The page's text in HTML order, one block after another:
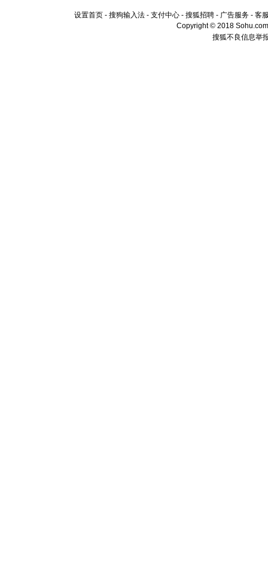
设置首页 - 搜狗输入法 - 支付中心 - 搜狐招聘 - 广告服务 - 客
Copyright © 2018
搜狐不良信息举